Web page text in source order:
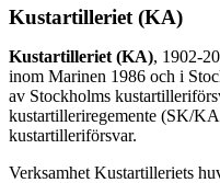
Kustartilleriet (KA)
Kustartilleriet (KA), 1902-
inom Marinen 1986 och i
av Stockholms
kustartilleriregemente (SK/
kustartilleriförsvar.
Verksamhet Kustartilleriets